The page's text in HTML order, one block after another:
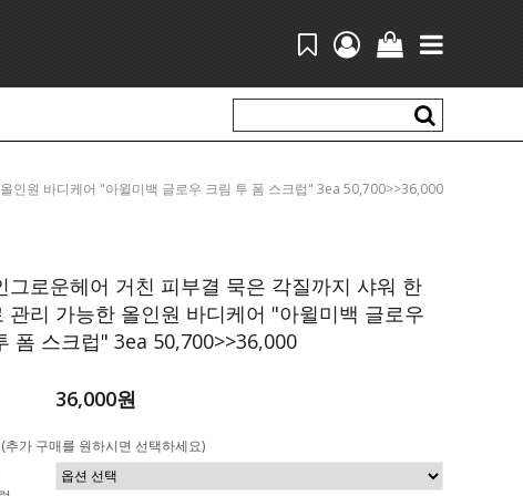
인원 바디케어 "아윌미백 글로우 크림 투 폼 스크럽" 3ea 50,700>>36,000
그로운헤어 거친 피부결 묵은 각질까지 샤워 한
관리 가능한 올인원 바디케어 "아윌미백 글로우
폼 스크럽" 3ea 50,700>>36,000
36,000원
(추가 구매를 원하시면 선택하세요)